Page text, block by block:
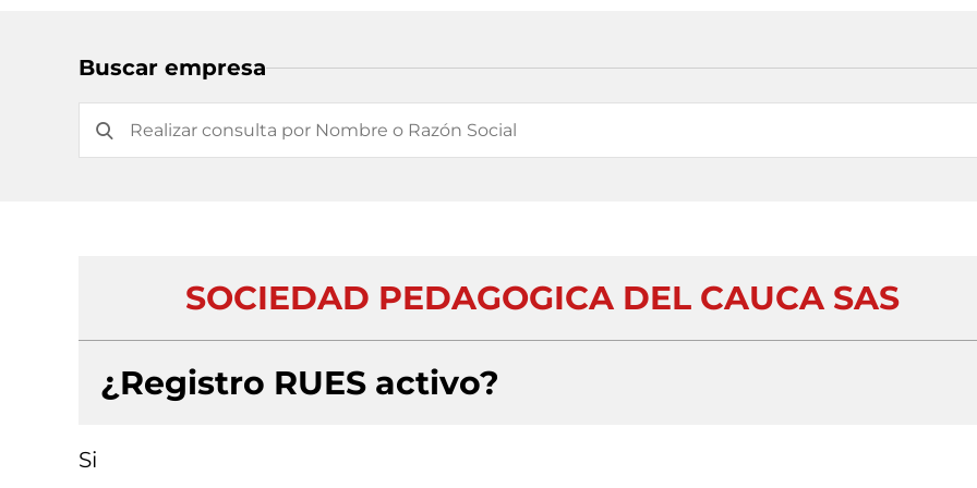
Buscar empresa
SOCIEDAD PEDAGOGICA DEL CAUCA SAS
¿Registro RUES activo?
Si